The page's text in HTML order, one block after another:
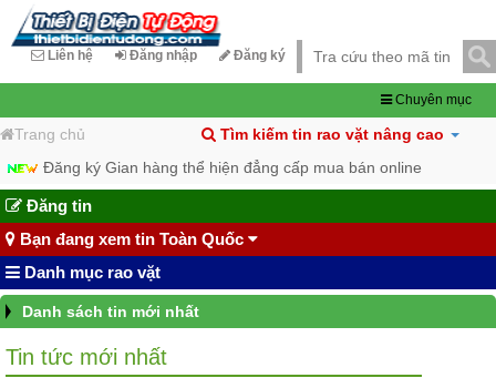
Liên hệ Đăng nhập Đăng ký
Chuyên mục
Trang chủ
Tìm kiếm tin rao vặt nâng cao
Đăng ký Gian hàng thể hiện đẳng cấp mua bán online
Đăng tin
Bạn đang xem tin Toàn Quốc
Danh mục rao vặt
Danh sách tin mới nhất
Tin tức mới nhất